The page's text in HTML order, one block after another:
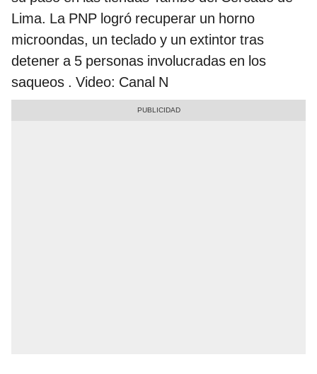
Lima. La PNP logró recuperar un horno
microondas, un teclado y un extintor tras
detener a 5 personas involucradas en los
saqueos . Video: Canal N